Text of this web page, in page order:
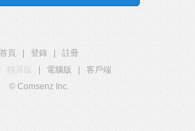
首頁 登錄
註冊
觸屏版 電腦版
客戶端
© Comsenz Inc.